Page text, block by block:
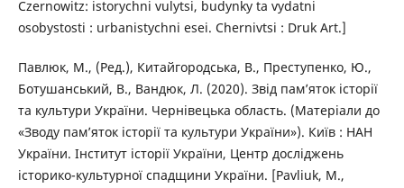
Czernowitz: istorychni vulytsi, budynky ta vydatni
osobystosti : urbanistychni esei. Chernivtsi : Druk Art.]
Павлюк, М., (Ред.), Китайгородська, В., Преступенко, Ю.,
Ботушанський, В., Вандюк, Л. (2020). Звід пам’яток історії
та культури України. Чернівецька область. (Матеріали до
«Зводу пам’яток історії та культури України»). Київ : НАН
України. Інститут історії України, Центр досліджень
історико-культурної спадщини України. [Pavliuk, M.,